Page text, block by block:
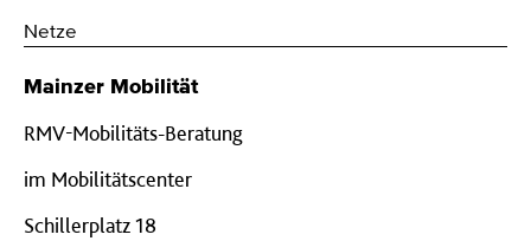
Netze
Mainzer Mobilität
RMV-Mobilitäts-Beratung
im Mobilitätscenter
Schillerplatz 18